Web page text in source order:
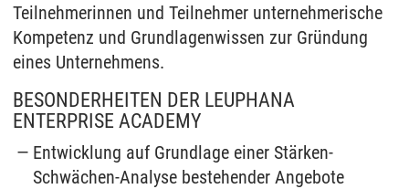
Teilnehmerinnen und Teilnehmer unternehmerische
Kompetenz und Grundlagenwissen zur Gründung
eines Unternehmens.
BESONDERHEITEN DER LEUPHANA
ENTERPRISE ACADEMY
Entwicklung auf Grundlage einer Stärken-
Schwächen-Analyse bestehender Angebote